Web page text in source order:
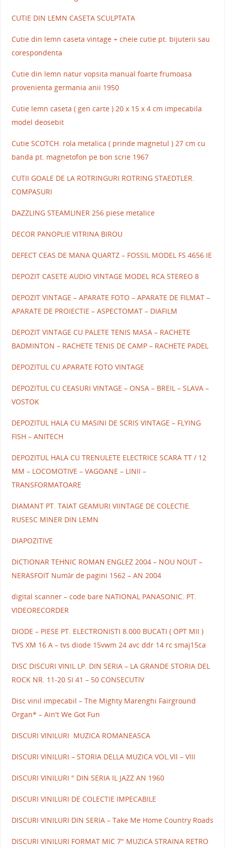
CUTIE DIN LEMN CASETA SCULPTATA
Cutie din lemn caseta vintage + cheie cutie pt. bijuterii sau
corespondenta
Cutie din lemn natur vopsita manual foarte frumoasa
provenienta germania anii 1950
Cutie lemn caseta ( gen carte ) 20 x 15 x 4 cm impecabila
model deosebit
Cutie SCOTCH. rola metalica ( prinde magnetul ) 27 cm cu
banda pt. magnetofon pe bon scrie 1967
CUTII GOALE DE LA ROTRINGURI ROTRING STAEDTLER.
COMPASURI
DAZZLING STEAMLINER 256 piese metalice
DECOR PANOPLIE VITRINA BIROU
DEFECT CEAS DE MANA QUARTZ – FOSSIL MODEL FS 4656 IE
DEPOZIT CASETE AUDIO VINTAGE MODEL RCA STEREO 8
DEPOZIT VINTAGE – APARATE FOTO – APARATE DE FILMAT –
APARATE DE PROIECTIE – ASPECTOMAT – DIAFILM
DEPOZIT VINTAGE CU PALETE TENIS MASA – RACHETE
BADMINTON – RACHETE TENIS DE CAMP – RACHETE PADEL
DEPOZITUL CU APARATE FOTO VINTAGE
DEPOZITUL CU CEASURI VINTAGE – ONSA – BREIL – SLAVA –
VOSTOK
DEPOZITUL HALA CU MASINI DE SCRIS VINTAGE – FLYING
FISH – ANITECH
DEPOZITUL HALA CU TRENULETE ELECTRICE SCARA TT / 12
MM – LOCOMOTIVE – VAGOANE – LINII –
TRANSFORMATOARE
DIAMANT PT. TAIAT GEAMURI VIINTAGE DE COLECTIE.
RUSESC MINER DIN LEMN
DIAPOZITIVE
DICTIONAR TEHNIC ROMAN ENGLEZ 2004 – NOU NOUT –
NERASFOIT Număr de pagini 1562 – AN 2004
digital scanner – code bare NATIONAL PANASONIC. PT.
VIDEORECORDER
DIODE – PIESE PT. ELECTRONISTI 8.000 BUCATI ( OPT MII )
TVS XM 16 A – tvs diode 15vwm 24 avc ddr 14 rc smaj15ca
DISC DISCURI VINIL LP. DIN SERIA – LA GRANDE STORIA DEL
ROCK NR. 11-20 SI 41 – 50 CONSECUTIV
Disc vinil impecabil – The Mighty Marenghi Fairground
Organ* – Ain't We Got Fun
DISCURI VINILURI MUZICA ROMANEASCA
DISCURI VINILURI – STORIA DELLA MUZICA VOL.Vll – VIII
DISCURI VINILURI " DIN SERIA IL JAZZ AN 1960
DISCURI VINILURI DE COLECTIE IMPECABILE
DISCURI VINILURI DIN SERIA – Take Me Home Country Roads
DISCURI VINILURI FORMAT MIC 7" MUZICA STRAINA RETRO